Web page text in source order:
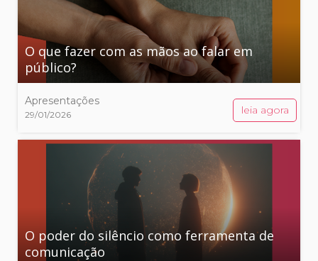
O que fazer com as mãos ao falar em
público?
Apresentações
29/01/2026 leia agora
O poder do silêncio como ferramenta de
comunicação